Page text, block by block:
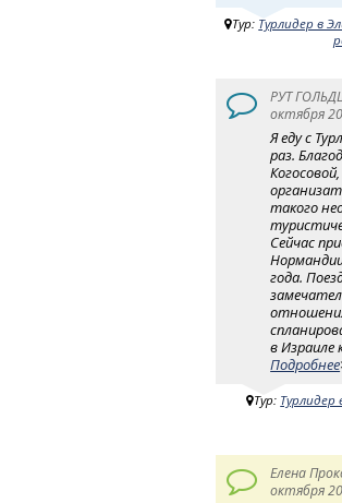
Тур: Турлидер в
РУТ
октября
Я еду с
раз.
такого
Сейчас
года.
в Израиле
Подробнее
Тур:
Елена
октября